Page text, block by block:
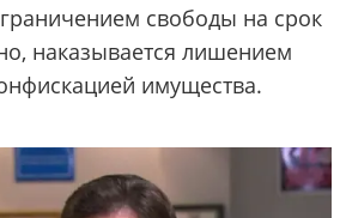
свободы на срок
наказывается лишением
имущества.